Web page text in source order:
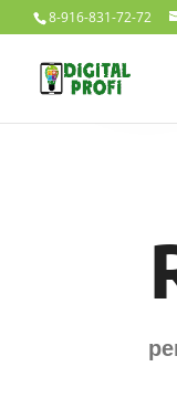
8-916-831-72-72